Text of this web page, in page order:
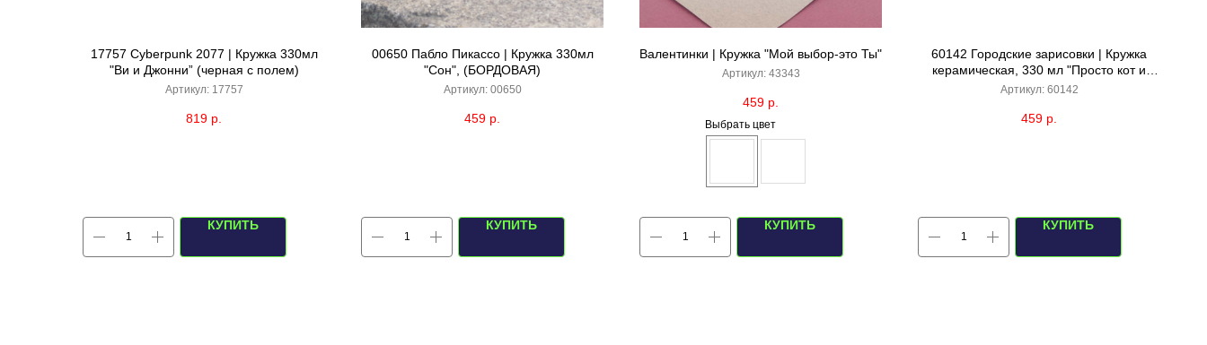
17757 Cyberpunk 2077 | Кружка 330мл
"Ви и Джонни” (черная с полем)
Артикул: 17757
819 р.
КУПИТЬ
00650 Пабло Пикассо | Кружка 330мл
"Сон", (БОРДОВАЯ)
Артикул: 00650
459 р.
КУПИТЬ
Валентинки | Кружка "Мой выбор-это Ты"
Артикул: 43343
459 р.
Выбрать цвет
КУПИТЬ
60142 Городские зарисовки | Кружка
керамическая, 330 мл "Просто кот и
кошка" (черная)
Артикул: 60142
459 р.
КУПИТЬ